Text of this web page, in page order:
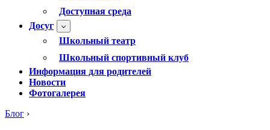
Доступная среда
Досуг
Школьный театр
Школьный спортивный клуб
Информация для родителей
Новости
Фотогалерея
Блог ›